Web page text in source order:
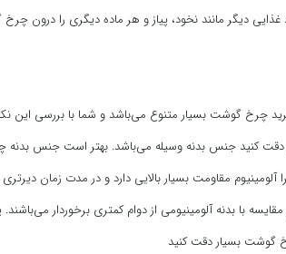
دیگر مانند نخود، پیاز و هر ماده دیگری را درون
کنید جنس بدنه وسیله می‌باشد. بهتر است جنس بدنه
مقاومت بسیار بالایی دارد و در مدت زمان
با بدنه آلومینیومی از دوام کمتری برخوردار